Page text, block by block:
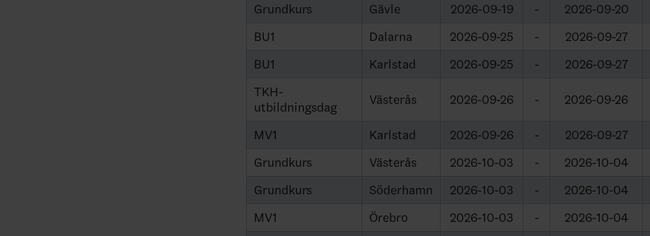
Grundkurs
Gävle 2026-09-19 - 2026-09-20
BU1
Dalarna 2026-09-25 - 2026-09-27
BU1
Karlstad 2026-09-25 - 2026-09-27
TKH-
utbildningsdag
Västerås 2026-09-26 - 2026-09-26
MV1 Karlstad 2026-09-26 - 2026-09-27
Grundkurs
Västerås 2026-10-03 - 2026-10-04
Grundkurs
Söderhamn 2026-10-03 - 2026-10-04
MV1
Örebro 2026-10-03 - 2026-10-04